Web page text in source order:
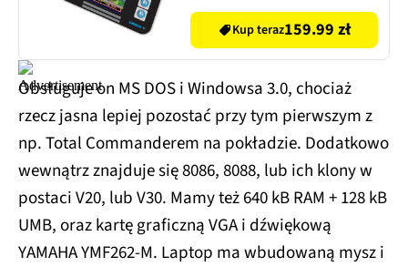
Kup teraz159.99 zł
Obsługuje on MS DOS i Windowsa 3.0, chociaż
rzecz jasna lepiej pozostać przy tym pierwszym z
np. Total Commanderem na pokładzie. Dodatkowo
wewnątrz znajduje się 8086, 8088, lub ich klony w
postaci V20, lub V30. Mamy też 640 kB RAM + 128 kB
UMB, oraz kartę graficzną VGA i dźwiękową
YAMAHA YMF262-M. Laptop ma wbudowaną mysz i